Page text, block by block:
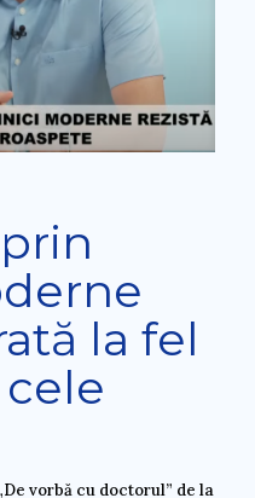
la fel
vorbă cu doctorul” de la